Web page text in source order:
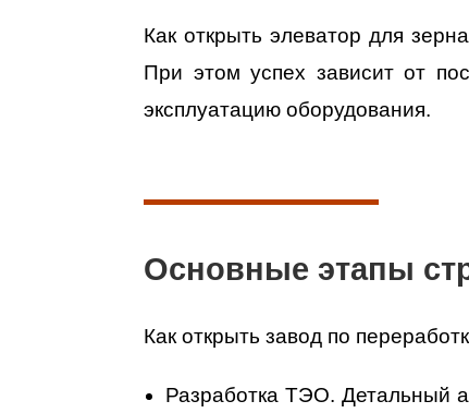
Как открыть элеватор для зерна
При этом успех зависит от
эксплуатацию оборудования.
Основные этапы
Как открыть завод по
Разработка ТЭО. Детальный